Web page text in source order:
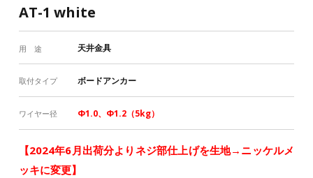
AT-1 white
用 途 天井金具
取付タイプ ボードアンカー
ワイヤー径 Φ1.0、Φ1.2（5kg）
【2024年6月出荷分よりネジ部仕上げを生地→ニッケルメ
ッキに変更】